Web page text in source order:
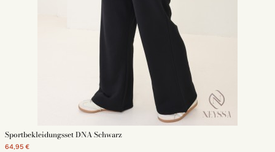
Sportbekleidungsset DNA Schwarz
64,95 €